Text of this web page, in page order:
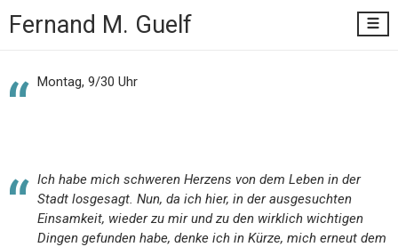
Fernand M. Guelf
Montag, 9/30 Uhr
Ich habe mich schweren Herzens von dem Leben in der
Stadt losgesagt. Nun, da ich hier, in der ausgesuchten
Einsamkeit, wieder zu mir und zu den wirklich wichtigen
Dingen gefunden habe, denke ich in Kürze, mich erneut dem